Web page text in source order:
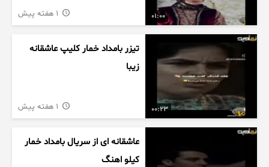
01:00
00:23
تیزر بامداد خمار کلیپ عاشقانه
زیبا
عاشقانه ای از سریال بامداد خمار
کیلو اهنگ